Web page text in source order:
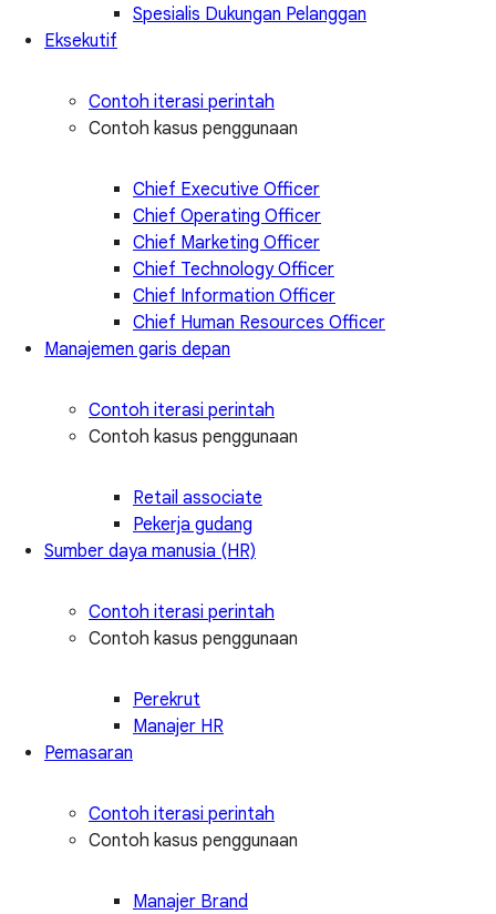
Spesialis Dukungan Pelanggan
Eksekutif
Contoh iterasi perintah
Contoh kasus penggunaan
Chief Executive Officer
Chief Operating Officer
Chief Marketing Officer
Chief Technology Officer
Chief Information Officer
Chief Human Resources Officer
Manajemen garis depan
Contoh iterasi perintah
Contoh kasus penggunaan
Retail associate
Pekerja gudang
Sumber daya manusia (HR)
Contoh iterasi perintah
Contoh kasus penggunaan
Perekrut
Manajer HR
Pemasaran
Contoh iterasi perintah
Contoh kasus penggunaan
Manajer Brand